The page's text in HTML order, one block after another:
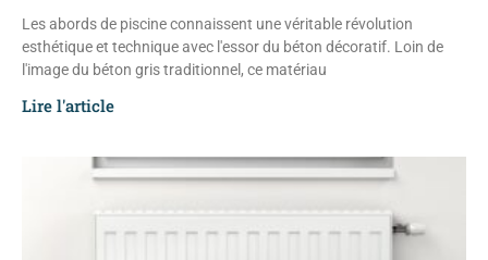
Les abords de piscine connaissent une véritable révolution
esthétique et technique avec l'essor du béton décoratif. Loin de
l'image du béton gris traditionnel, ce matériau
Lire l'article